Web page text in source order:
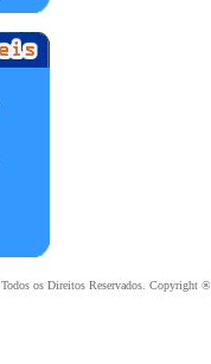
Todos os Direitos Reservados. Copyright ®